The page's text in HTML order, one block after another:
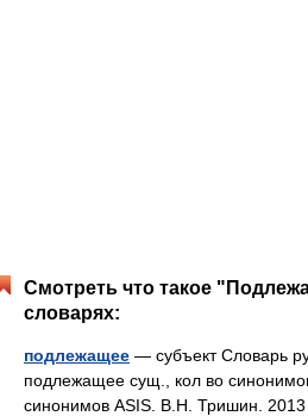
Смотреть что такое
словарях:
подлежащее — субъект Словарь
подлежащее сущ., кол во
синонимов ASIS. В.Н. Тришин.